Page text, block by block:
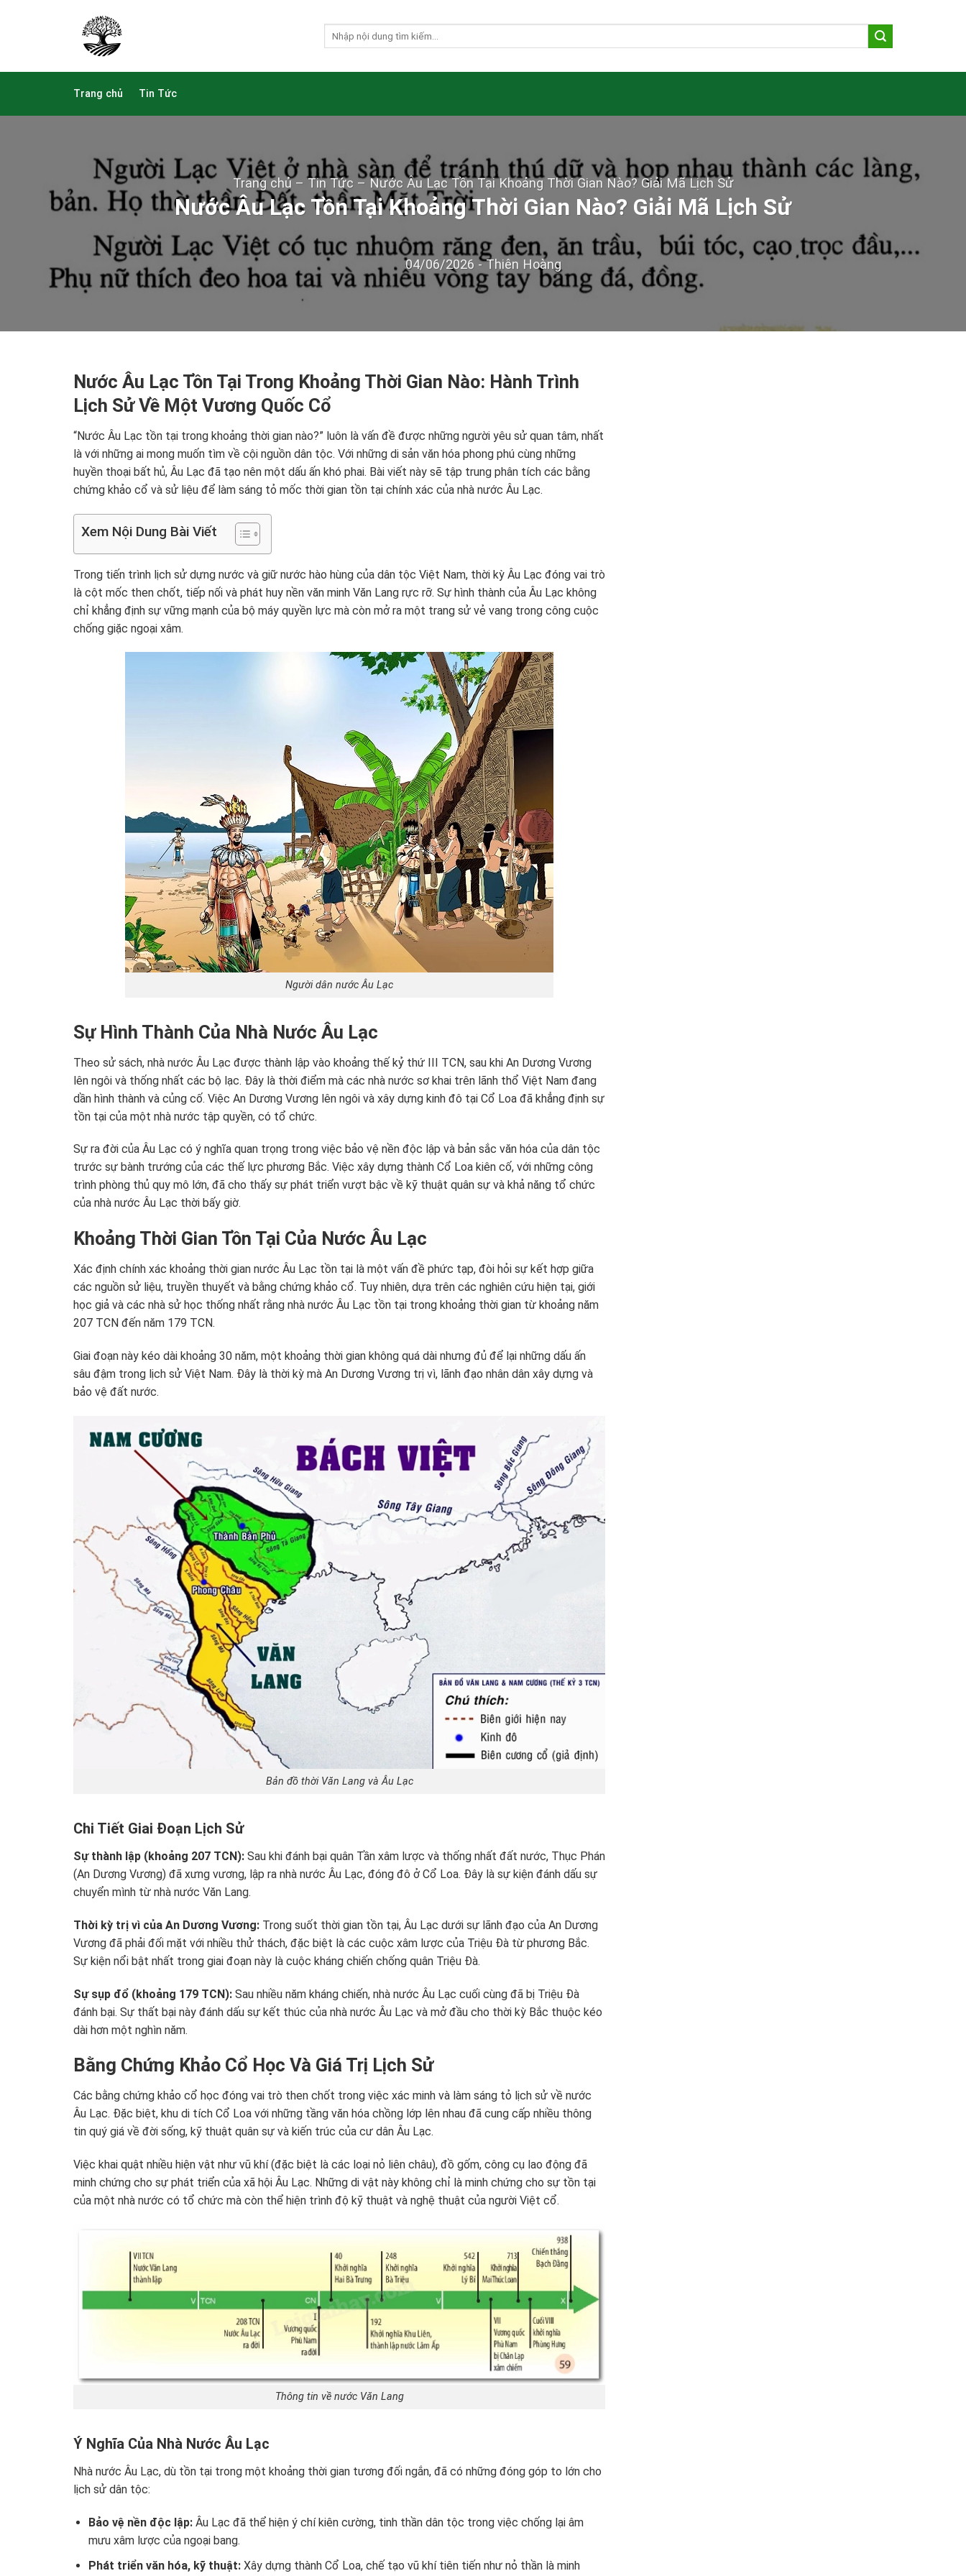
Trang chủ Tin Tức
Trang chủ–Tin Tức – Nước Âu Lạc Tồn Tại Khoảng Thời Gian Nào? Giải Mã Lịch Sử
Nước Âu Lạc Tồn Tại Khoảng Thời Gian Nào? Giải Mã Lịch Sử
04/06/2026 -Thiên Hoàng
Nước Âu Lạc Tồn Tại Trong Khoảng Thời Gian Nào: Hành Trình
Lịch Sử Về Một Vương Quốc Cổ
“Nước Âu Lạc tồn tại trong khoảng thời gian nào?” luôn là vấn đề được những người yêu sử quan tâm, nhất
là với những ai mong muốn tìm về cội nguồn dân tộc. Với những di sản văn hóa phong phú cùng những
huyền thoại bất hủ, Âu Lạc đã tạo nên một dấu ấn khó phai. Bài viết này sẽ tập trung phân tích các bằng
chứng khảo cổ và sử liệu để làm sáng tỏ mốc thời gian tồn tại chính xác của nhà nước Âu Lạc.
Xem Nội Dung Bài Viết
Trong tiến trình lịch sử dựng nước và giữ nước hào hùng của dân tộc Việt Nam, thời kỳ Âu Lạc đóng vai trò
là cột mốc then chốt, tiếp nối và phát huy nền văn minh Văn Lang rực rỡ. Sự hình thành của Âu Lạc không
chỉ khẳng định sự vững mạnh của bộ máy quyền lực mà còn mở ra một trang sử vẻ vang trong công cuộc
chống giặc ngoại xâm.
Người dân nước Âu Lạc
Sự Hình Thành Của Nhà Nước Âu Lạc
Theo sử sách, nhà nước Âu Lạc được thành lập vào khoảng thế kỷ thứ III TCN, sau khi An Dương Vương
lên ngôi và thống nhất các bộ lạc. Đây là thời điểm mà các nhà nước sơ khai trên lãnh thổ Việt Nam đang
dần hình thành và củng cố. Việc An Dương Vương lên ngôi và xây dựng kinh đô tại Cổ Loa đã khẳng định sự
tồn tại của một nhà nước tập quyền, có tổ chức.
Sự ra đời của Âu Lạc có ý nghĩa quan trọng trong việc bảo vệ nền độc lập và bản sắc văn hóa của dân tộc
trước sự bành trướng của các thế lực phương Bắc. Việc xây dựng thành Cổ Loa kiên cố, với những công
trình phòng thủ quy mô lớn, đã cho thấy sự phát triển vượt bậc về kỹ thuật quân sự và khả năng tổ chức
của nhà nước Âu Lạc thời bấy giờ.
Khoảng Thời Gian Tồn Tại Của Nước Âu Lạc
Xác định chính xác khoảng thời gian nước Âu Lạc tồn tại là một vấn đề phức tạp, đòi hỏi sự kết hợp giữa
các nguồn sử liệu, truyền thuyết và bằng chứng khảo cổ. Tuy nhiên, dựa trên các nghiên cứu hiện tại, giới
học giả và các nhà sử học thống nhất rằng nhà nước Âu Lạc tồn tại trong khoảng thời gian từ khoảng năm
207 TCN đến năm 179 TCN.
Giai đoạn này kéo dài khoảng 30 năm, một khoảng thời gian không quá dài nhưng đủ để lại những dấu ấn
sâu đậm trong lịch sử Việt Nam. Đây là thời kỳ mà An Dương Vương trị vì, lãnh đạo nhân dân xây dựng và
bảo vệ đất nước.
Bản đồ thời Văn Lang và Âu Lạc
Chi Tiết Giai Đoạn Lịch Sử
Sự thành lập (khoảng 207 TCN): Sau khi đánh bại quân Tần xâm lược và thống nhất đất nước, Thục Phán
(An Dương Vương) đã xưng vương, lập ra nhà nước Âu Lạc, đóng đô ở Cổ Loa. Đây là sự kiện đánh dấu sự
chuyển mình từ nhà nước Văn Lang.
Thời kỳ trị vì của An Dương Vương: Trong suốt thời gian tồn tại, Âu Lạc dưới sự lãnh đạo của An Dương
Vương đã phải đối mặt với nhiều thử thách, đặc biệt là các cuộc xâm lược của Triệu Đà từ phương Bắc.
Sự kiện nổi bật nhất trong giai đoạn này là cuộc kháng chiến chống quân Triệu Đà.
Sự sụp đổ (khoảng 179 TCN): Sau nhiều năm kháng chiến, nhà nước Âu Lạc cuối cùng đã bị Triệu Đà
đánh bại. Sự thất bại này đánh dấu sự kết thúc của nhà nước Âu Lạc và mở đầu cho thời kỳ Bắc thuộc kéo
dài hơn một nghìn năm.
Bằng Chứng Khảo Cổ Học Và Giá Trị Lịch Sử
Các bằng chứng khảo cổ học đóng vai trò then chốt trong việc xác minh và làm sáng tỏ lịch sử về nước
Âu Lạc. Đặc biệt, khu di tích Cổ Loa với những tầng văn hóa chồng lớp lên nhau đã cung cấp nhiều thông
tin quý giá về đời sống, kỹ thuật quân sự và kiến trúc của cư dân Âu Lạc.
Việc khai quật nhiều hiện vật như vũ khí (đặc biệt là các loại nỏ liên châu), đồ gốm, công cụ lao động đã
minh chứng cho sự phát triển của xã hội Âu Lạc. Những di vật này không chỉ là minh chứng cho sự tồn tại
của một nhà nước có tổ chức mà còn thể hiện trình độ kỹ thuật và nghệ thuật của người Việt cổ.
Thông tin về nước Văn Lang
Ý Nghĩa Của Nhà Nước Âu Lạc
Nhà nước Âu Lạc, dù tồn tại trong một khoảng thời gian tương đối ngắn, đã có những đóng góp to lớn cho
lịch sử dân tộc:
Bảo vệ nền độc lập:Âu Lạc đã thể hiện ý chí kiên cường, tinh thần dân tộc trong việc chống lại âm
mưu xâm lược của ngoại bang.
Phát triển văn hóa, kỹ thuật:Xây dựng thành Cổ Loa, chế tạo vũ khí tiên tiến như nỏ thần là minh